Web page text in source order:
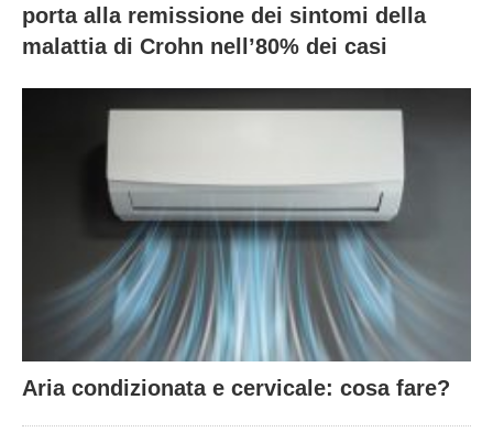
porta alla remissione dei sintomi della
malattia di Crohn nell’80% dei casi
Aria condizionata e cervicale: cosa fare?